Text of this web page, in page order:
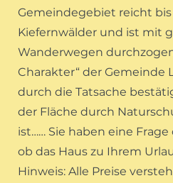
Gemeindegebiet reicht
Kiefernwälder und ist mit
Wanderwegen
Charakter“ der Gemeinde
durch die Tatsache
der Fläche durch
ist…… Sie haben eine
ob das Haus zu Ihrem
Hinweis: Alle Preise